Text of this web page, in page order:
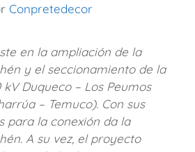
Conpretedecor
en la ampliación de la
y el seccionamiento de la
kV Duqueco – Los Peumos
– Temuco). Con sus
para la conexión da la
A su vez, el proyecto